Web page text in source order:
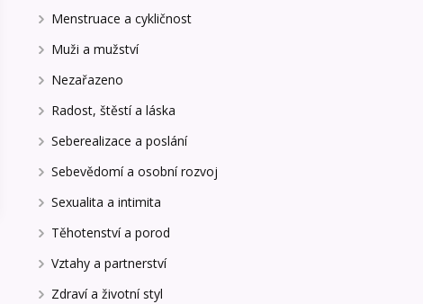
Menstruace a cykličnost
Muži a mužství
Nezařazeno
Radost, štěstí a láska
Seberealizace a poslání
Sebevědomí a osobní rozvoj
Sexualita a intimita
Těhotenství a porod
Vztahy a partnerství
Zdraví a životní styl